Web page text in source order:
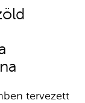
tervezett